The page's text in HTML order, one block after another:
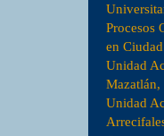
Procesos
en
Unidad
Mazatlán,
Unidad